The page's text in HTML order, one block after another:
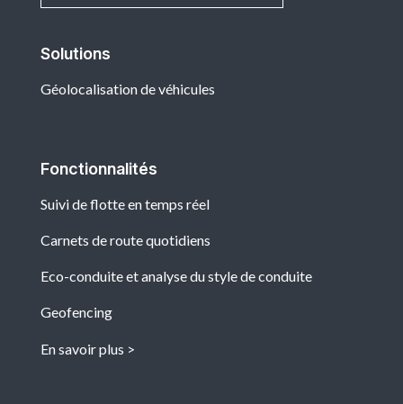
Solutions
Géolocalisation de véhicules
Fonctionnalités
Suivi de flotte en temps réel
Carnets de route quotidiens
Eco-conduite et analyse du style de conduite
Geofencing
En savoir plus